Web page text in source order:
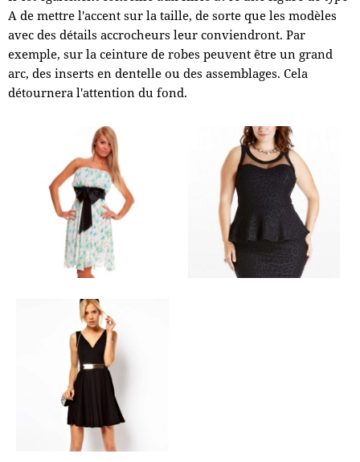
A de mettre l'accent sur la taille, de sorte que les modèles
avec des détails accrocheurs leur conviendront. Par
exemple, sur la ceinture de robes peuvent être un grand
arc, des inserts en dentelle ou des assemblages. Cela
détournera l'attention du fond.